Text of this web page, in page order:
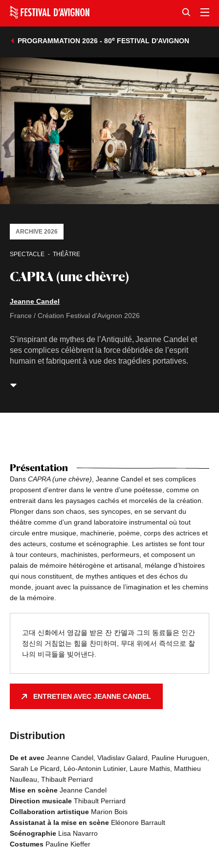
PROGRAMMATION 2026 - 80eFESTIVAL D'AVIGNON
CAPRA (une chèvre)
SPECTACLE THÉÂTRE
ARCHIVE 2026
Jeanne Candel
France / Création Festival d'Avignon 2026
S’inspirant de mythes de l’Antiquité, Jeanne Candel et
ses complices célèbrent la force débridée de l’esprit
humain et fabriquent à vue des tragédies portatives.
Présentation
Dans CAPRA (une chèvre) , Jeanne Candel et ses complices
proposent d’entrer dans le ventre d’une poétesse, comme on
entrerait dans les paysages cachés et morcelés de la création.
Plonger dans son chaos, ses syncopes, en se servant du
théâtre comme d’un grand laboratoire instrumental où tout
circule entre musique, machinerie, poème, corps des actrices et
des acteurs, costume et scénographie. Les artistes se font tour
à tour conteurs, machinistes, performeurs, et composent un
palais de mémoire hétérogène et artisanal, mélange d’histoires
qui nous constituent, de mythes antiques et des échos du
monde, jouant avec la puissance de l’imagination et les chemins
de la mémoire.
고대 신화에서 영감을 받은 잔 칸델과 그의 동료들은 인간
정신의 거침없는 힘을 찬미하며, 무대 위에서 즉석으로 찰
나의 비극들을 빚어낸다.
ENTRETIEN AVEC JEANNE CANDEL
Distribution
De et avec Jeanne Candel, Vladislav Galard, Pauline Huruguen,
Sarah Le Picard, Léo-Antonin Lutinier, Laure Mathis, Matthieu
Naulleau, Thibault Perriard
Mise en scène Jeanne Candel
Direction musicale Thibault Perriard
Collaboration artistique Marion Bois
Assistanat à la mise en scène Eléonore Barrault
Scénographie Lisa Navarro
Costumes Pauline Kieffer